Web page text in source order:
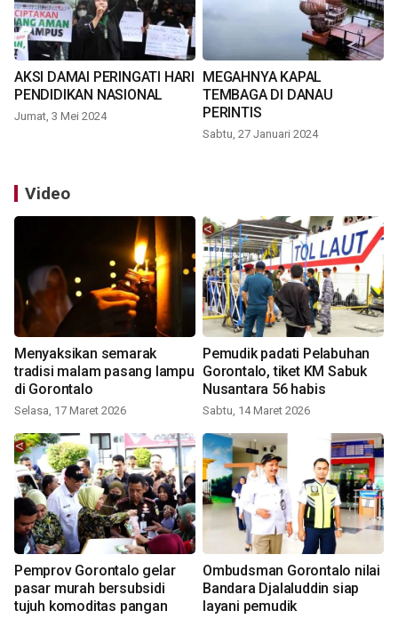
AKSI DAMAI PERINGATI HARI
PENDIDIKAN NASIONAL
Jumat, 3 Mei 2024
MEGAHNYA KAPAL
TEMBAGA DI DANAU
PERINTIS
Sabtu, 27 Januari 2024
Video
Menyaksikan semarak
tradisi malam pasang lampu
di Gorontalo
Selasa, 17 Maret 2026
Pemudik padati Pelabuhan
Gorontalo, tiket KM Sabuk
Nusantara 56 habis
Sabtu, 14 Maret 2026
Pemprov Gorontalo gelar
pasar murah bersubsidi
tujuh komoditas pangan
Ombudsman Gorontalo nilai
Bandara Djalaluddin siap
layani pemudik